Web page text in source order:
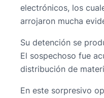
electrónicos, los
arrojaron mucha
Su detención se
El sospechoso fue
distribución de
En este sorpresivo